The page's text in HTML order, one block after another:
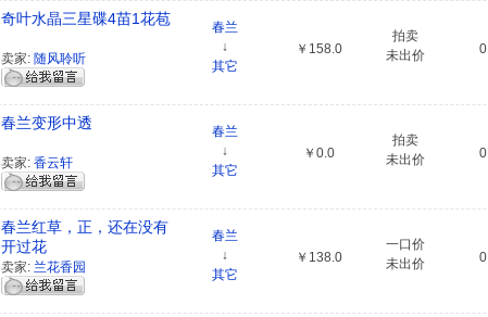
奇叶水晶三星碟4苗1花苞
卖家: 随风聆听
春兰
↓
其它
￥158.0
拍卖
未出价
0
春兰变形中透
卖家: 香云轩
春兰
↓
其它
￥0.0
拍卖
未出价
0
春兰红草，正，还在没有
开过花
卖家: 兰花香园
春兰
↓
其它
￥138.0
一口价
未出价
0